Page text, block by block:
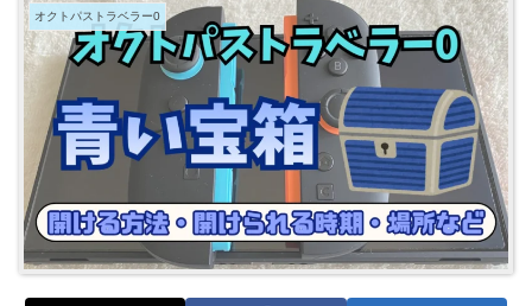
オクトパストラベラー0